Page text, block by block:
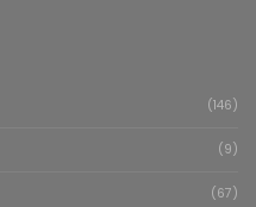
(146)
(9)
(67)